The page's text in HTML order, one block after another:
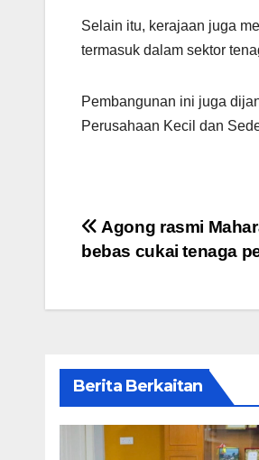
Selain itu, kerajaan juga
termasuk dalam sektor
Pembangunan ini juga
Perusahaan Kecil dan
Post
navigation
Agong rasmi
bebas cukai tenaga
Berita Berkaitan